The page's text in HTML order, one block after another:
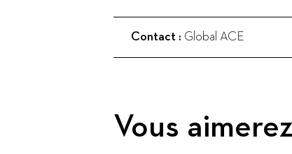
Contact : Global ACE
Vous